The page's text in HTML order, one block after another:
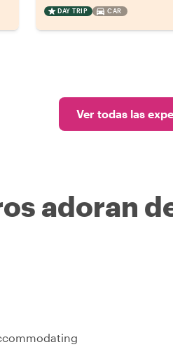
DAY TRIP CAR
Ver todas las
adoran